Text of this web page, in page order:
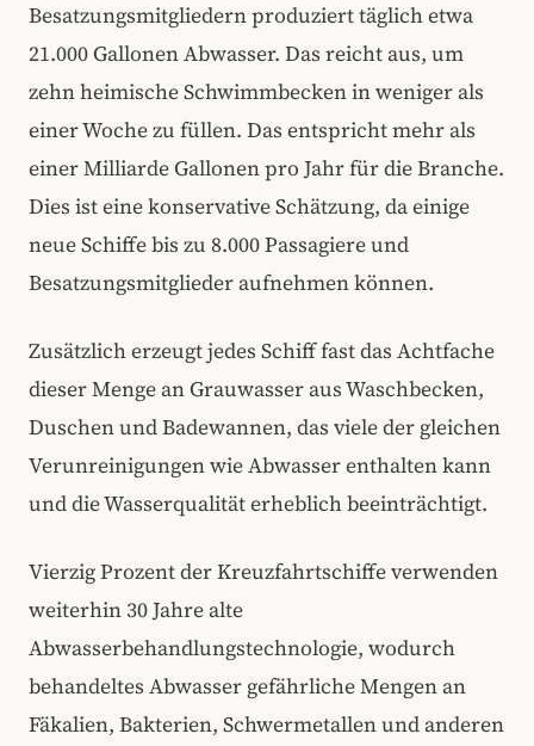
Besatzungsmitgliedern produziert täglich etwa
21.000 Gallonen Abwasser. Das reicht aus, um
zehn heimische Schwimmbecken in weniger als
einer Woche zu füllen. Das entspricht mehr als
einer Milliarde Gallonen pro Jahr für die Branche.
Dies ist eine konservative Schätzung, da einige
neue Schiffe bis zu 8.000 Passagiere und
Besatzungsmitglieder aufnehmen können.
Zusätzlich erzeugt jedes Schiff fast das Achtfache
dieser Menge an Grauwasser aus Waschbecken,
Duschen und Badewannen, das viele der gleichen
Verunreinigungen wie Abwasser enthalten kann
und die Wasserqualität erheblich beeinträchtigt.
Vierzig Prozent der Kreuzfahrtschiffe verwenden
weiterhin 30 Jahre alte
Abwasserbehandlungstechnologie, wodurch
behandeltes Abwasser gefährliche Mengen an
Fäkalien, Bakterien, Schwermetallen und anderen